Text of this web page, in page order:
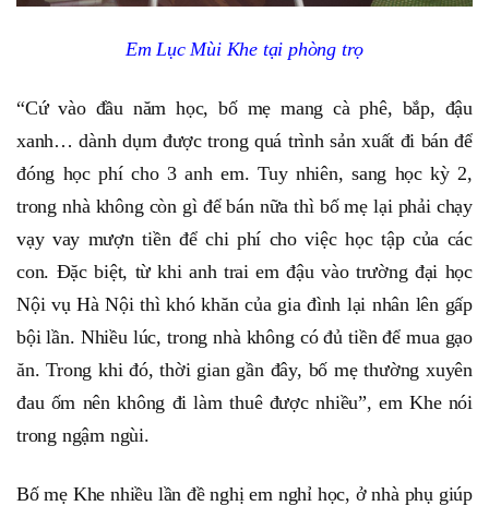
Em Lục Mùi Khe tại phòng trọ
“Cứ vào đầu năm học, bố mẹ mang cà phê, bắp, đậu
xanh… dành dụm được trong quá trình sản xuất đi bán để
đóng học phí cho 3 anh em. Tuy nhiên, sang học kỳ 2,
trong nhà không còn gì để bán nữa thì bố mẹ lại phải chạy
vạy vay mượn tiền để chi phí cho việc học tập của các
con. Đặc biệt, từ khi anh trai em đậu vào trường đại học
Nội vụ Hà Nội thì khó khăn của gia đình lại nhân lên gấp
bội lần. Nhiều lúc, trong nhà không có đủ tiền để mua gạo
ăn. Trong khi đó, thời gian gần đây, bố mẹ thường xuyên
đau ốm nên không đi làm thuê được nhiều”, em Khe nói
trong ngậm ngùi.
Bố mẹ Khe nhiều lần đề nghị em nghỉ học, ở nhà phụ giúp